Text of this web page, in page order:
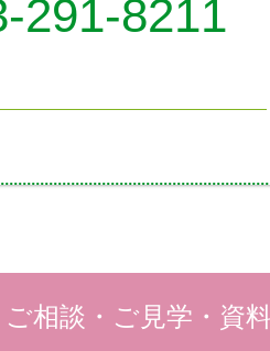
291-8211
ご相談・ご見学・資